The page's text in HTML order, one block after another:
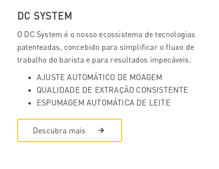
DC SYSTEM
O DC System é o nosso ecossistema de tecnologias
patenteadas, concebido para simplificar o fluxo de
trabalho do barista e para resultados impecáveis.
AJUSTE AUTOMÁTICO DE MOAGEM
QUALIDADE DE EXTRAÇÃO CONSISTENTE
ESPUMAGEM AUTOMÁTICA DE LEITE
Descubra mais